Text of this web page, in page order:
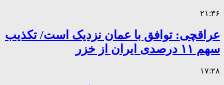
۲۱:۳۶
عراقچی: توافق با عمان نزدیک است/ تکذیب
سهم ۱۱ درصدی ایران از خزر
۱۷:۲۸